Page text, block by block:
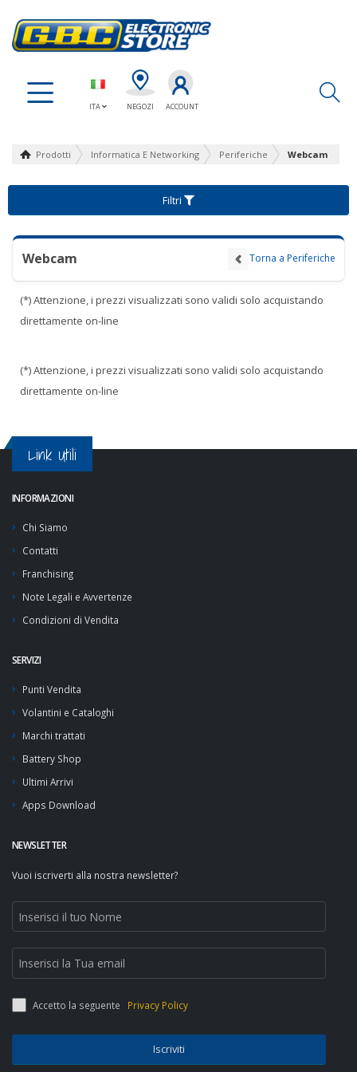
ITA NEGOZI ACCOUNT
Prodotti Informatica E Networking Periferiche Webcam
Filtri
Webcam Torna a Periferiche
(*) Attenzione, i prezzi visualizzati sono validi solo acquistando
direttamente on-line
(*) Attenzione, i prezzi visualizzati sono validi solo acquistando
direttamente on-line
Link Utili
INFORMAZIONI
Chi Siamo
Contatti
Franchising
Note Legali e Avvertenze
Condizioni di Vendita
SERVIZI
Punti Vendita
Volantini e Cataloghi
Marchi trattati
Battery Shop
Ultimi Arrivi
Apps Download
NEWSLETTER
Vuoi iscriverti alla nostra newsletter?
Accetto la seguente Privacy Policy
Iscriviti